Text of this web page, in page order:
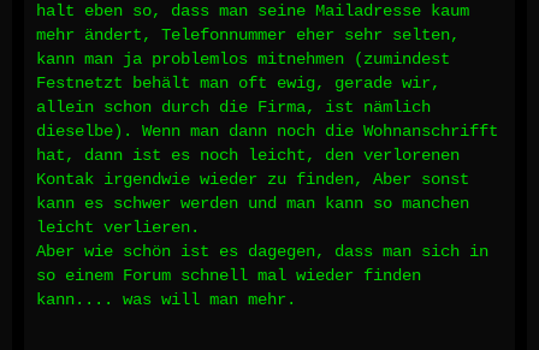
halt eben so, dass man seine Mailadresse kaum
mehr ändert, Telefonnummer eher sehr selten,
kann man ja problemlos mitnehmen (zumindest
Festnetzt behält man oft ewig, gerade wir,
allein schon durch die Firma, ist nämlich
dieselbe). Wenn man dann noch die Wohnanschrifft
hat, dann ist es noch leicht, den verlorenen
Kontak irgendwie wieder zu finden, Aber sonst
kann es schwer werden und man kann so manchen
leicht verlieren.
Aber wie schön ist es dagegen, dass man sich in
so einem Forum schnell mal wieder finden
kann.... was will man mehr.